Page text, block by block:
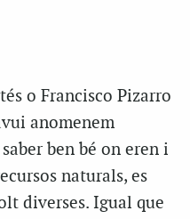
o Francisco Pizarro
anomenem
ben bé on eren i
naturals, es
diverses. Igual que